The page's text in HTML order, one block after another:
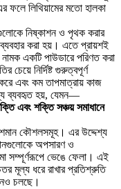
ফলে লিথিয়ামের মতো হালকা
নিষ্কাশন ও পৃথক করার
করা হয়। এতে প্রায়শই
একটি পাউডারে পরিণত করা
চেয়ে নির্দিষ্ট গুরুত্বপূর্ণ
এবং কম তাপমাত্রায় কাজ
ব্যবহৃত হয়, যেমন—
এবং শক্তি সঞ্চয় সমাধানে
কৌশলসমূহ। এর উদ্দেশ্য
অপসারণ ও
সম্পূর্ণরূপে ভেঙে ফেলা। এই
মূল্য ধরে রাখার প্রতিশ্রুতি
চলছে।